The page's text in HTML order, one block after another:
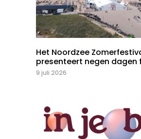
Het Noordzee
presenteert negen dagen
9 juli 2026